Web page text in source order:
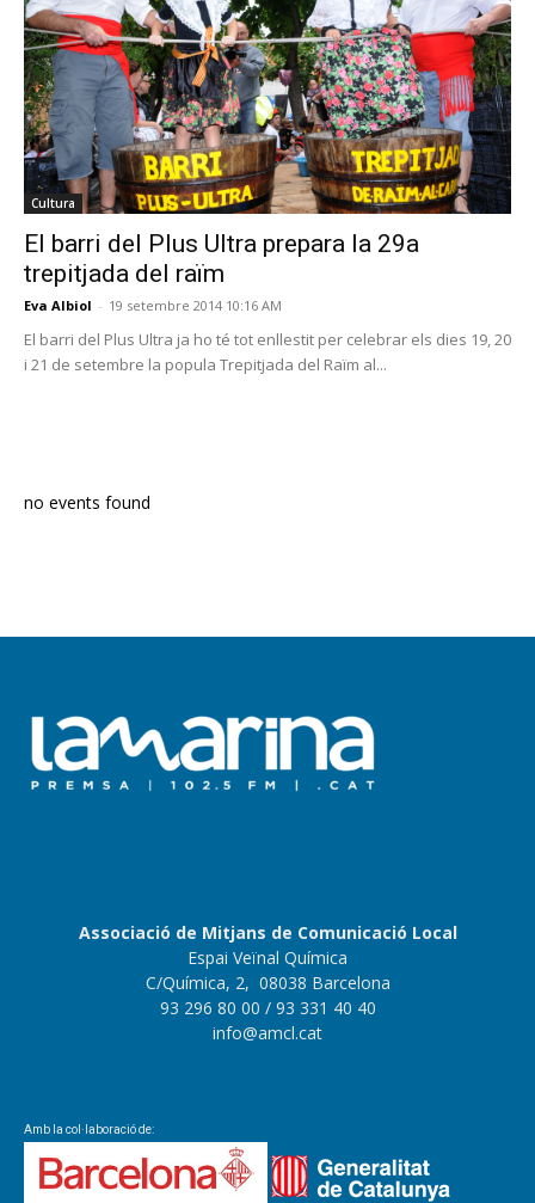
Cultura
El barri del Plus Ultra prepara la 29a
trepitjada del raïm
Eva Albiol - 19 setembre 2014 10:16 AM
El barri del Plus Ultra ja ho té tot enllestit per celebrar els dies 19, 20
i 21 de setembre la popula Trepitjada del Raïm al...
no events found
Associació de Mitjans de Comunicació Local
Espai Veïnal Química
C/Química, 2, 08038 Barcelona
93 296 80 00 / 93 331 40 40
info@amcl.cat
Amb la col·laboració de: